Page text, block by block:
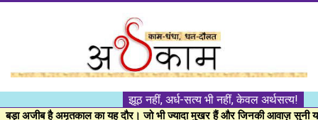
।। झूठ नहीं, अर्ध-सत्य भी नहीं, केवल अर्थसत्य!
बड़ा अजीब है अमृतकाल का यह दौर। जो भी ज्यादा मुखर हैं और जिनकी आवाज़ सुनी